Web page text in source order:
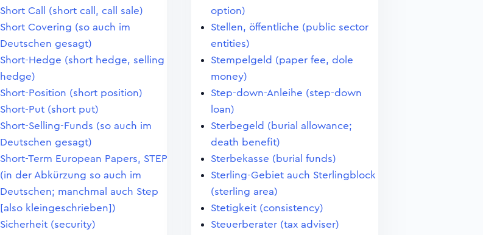
Short Call (short call, call sale)
Short Covering (so auch im
Deutschen gesagt)
Short-Hedge (short hedge, selling
hedge)
Short-Position (short position)
Short-Put (short put)
Short-Selling-Funds (so auch im
Deutschen gesagt)
Short-Term European Papers, STEP
(in der Abkürzung so auch im
Deutschen; manchmal auch Step
[also kleingeschrieben])
Sicherheit (security)
option)
Stellen, öffentliche (public sector
entities)
Stempelgeld (paper fee, dole
money)
Step-down-Anleihe (step-down
loan)
Sterbegeld (burial allowance;
death benefit)
Sterbekasse (burial funds)
Sterling-Gebiet auch Sterlingblock
(sterling area)
Stetigkeit (consistency)
Steuerberater (tax adviser)